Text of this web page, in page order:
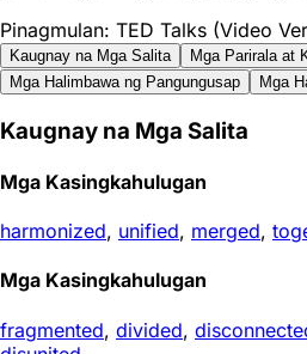
Pinagmulan: TED Talks (Video
Kaugnay na Mga Salita
Mga Parirala at
Mga Halimbawa ng Pangungusap
Mga
Kaugnay na Mga Salita
Mga Kasingkahulugan
harmonized, unified, merged,
Mga Kasingkahulugan
fragmented, divided,